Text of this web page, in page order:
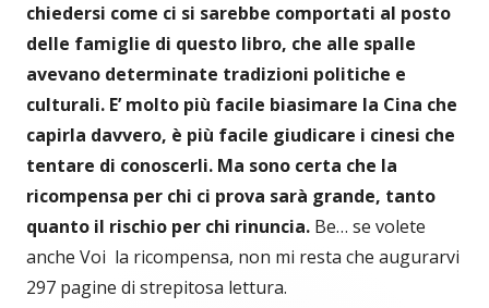
chiedersi come ci si sarebbe comportati al posto
delle famiglie di questo libro, che alle spalle
avevano determinate tradizioni politiche e
culturali. E’ molto più facile biasimare la Cina che
capirla davvero, è più facile giudicare i cinesi che
tentare di conoscerli. Ma sono certa che la
ricompensa per chi ci prova sarà grande, tanto
quanto il rischio per chi rinuncia. Be… se volete
anche Voi la ricompensa, non mi resta che augurarvi
297 pagine di strepitosa lettura.